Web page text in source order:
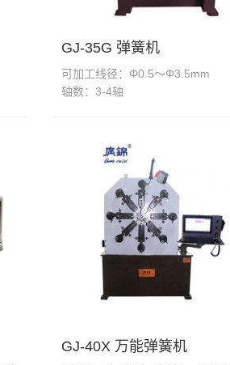
GJ-35G 弹簧机
可加工线径：Φ0.5～Φ3.5mm
轴数：3-4轴
GJ-40X 万能弹簧机